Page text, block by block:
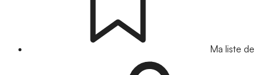
Ma liste de